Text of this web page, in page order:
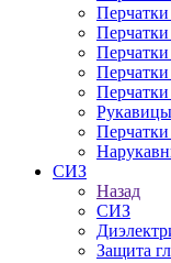
Перчатки
Рукавицы
СИЗ
Назад
СИЗ
Защита